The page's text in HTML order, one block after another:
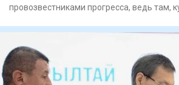
провозвестниками прогресса, ведь там,